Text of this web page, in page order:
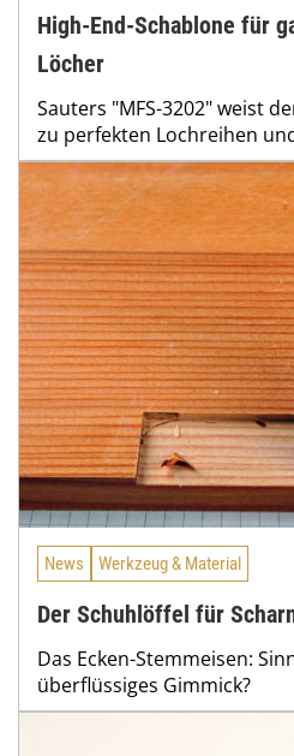
High-End-Schablone für
Löcher
Sauters "MFS-3202" weist
zu perfekten Lochreihen
News Werkzeug & Material
Der Schuhlöffel für
Das Ecken-Stemmeisen:
überflüssiges Gimmick?